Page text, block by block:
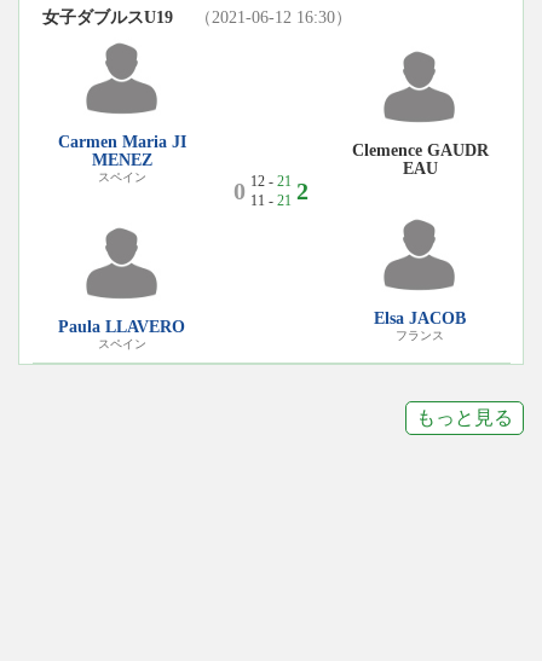
女子ダブルスU19 （2021-06-12 16:30）
Carmen Maria JI
MENEZ
スペイン
Paula LLAVERO
スペイン
0 12 - 21
11 - 21 2
Clemence GAUDR
EAU
Elsa JACOB
フランス
もっと見る